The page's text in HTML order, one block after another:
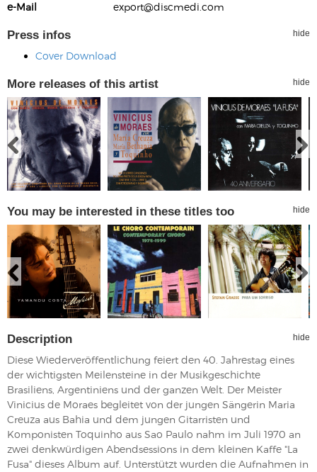
e-Mail
export@discmedi.com
Press infos hide
Cover Download
More releases of this artist hide
You may be interested in these titles too hide
Description hide
Diese Wiederveröffentlichung feiert den 40. Jahrestag eines
der wichtigsten Meilensteine in der Musikgeschichte
Brasiliens, Argentiniens und der ganzen Welt. Der Meister
Vinicius de Moraes begleitet von der jungen Sängerin Maria
Creuza aus Bahia und dem jungen Gitarristen und
Komponisten Toquinho aus Sao Paulo nahm im Juli 1970 an
zwei denkwürdigen Abendsessions in dem kleinen Kaffe "La
Fusa" dieses Album auf. Unterstützt wurden die Aufnahmen in